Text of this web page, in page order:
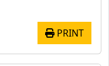
PRINT